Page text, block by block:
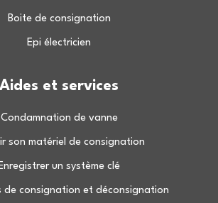
Boite de consignation
Epi électricien
Aides et services
Condamnation de vanne
son matériel de consignation
Enregistrer un système clé
de consignation et déconsignation